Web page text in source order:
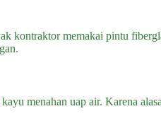
kontraktor memakai pintu
menahan uap air. Karena